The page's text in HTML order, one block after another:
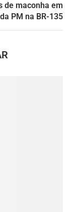
de maconha em
PM na BR-135